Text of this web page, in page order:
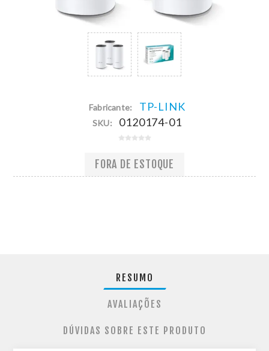
Fabricante: TP-LINK
SKU: 0120174-01
FORA DE ESTOQUE
RESUMO
AVALIAÇÕES
DÚVIDAS SOBRE ESTE PRODUTO